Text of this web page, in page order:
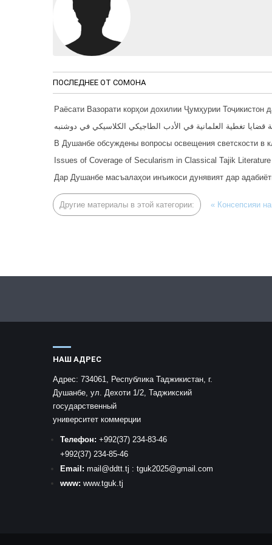
ПОСЛЕДНЕЕ ОТ CОМОНА
Раёсати Вазорати корҳои дохилии Ҷумҳурии
قضايا تغطية العلمانية في الأدب الطاجيكي الكلاسيكي في دوشنبه
В Душанбе обсуждены вопросы освещения светскости в
Issues of Coverage of Secularism in Classical Tajik
Дар Душанбе масъалаҳои инъикоси дунявият дар
Другие материалы в этой категории: « Консепсияи
НАШ АДРЕС
Адрес: 734061, Республика Таджикистан, г.
Душанбе, ул. Дехоти 1/2, Таджикский
государственный
университет коммерции
Телефон: +992(37) 234-83-46
+992(37) 234-85-46
Email: mail @ddtt.tj : tguk2025@gmail.com
www: www.tguk.tj